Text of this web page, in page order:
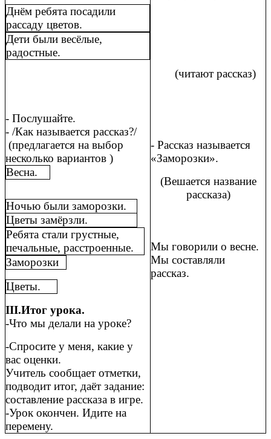
Днём ребята посадили
рассаду цветов.
Дети были весёлые,
радостные.
- Послушайте.
- /Как называется рассказ?/
(предлагается на выбор
несколько вариантов )
Весна.
Ночью были заморозки.
Цветы замёрзли.
Ребята стали грустные,
печальные, расстроенные.
Заморозки
Цветы.
III.Итог урока.
-Что мы делали на уроке?
-Спросите у меня, какие у
вас оценки.
Учитель сообщает отметки,
подводит итог, даёт задание:
составление рассказа в игре.
-Урок окончен. Идите на
перемену.
(читают рассказ)
- Рассказ называется
«Заморозки».
(Вешается название
рассказа)
Мы говорили о весне.
Мы составляли
рассказ.